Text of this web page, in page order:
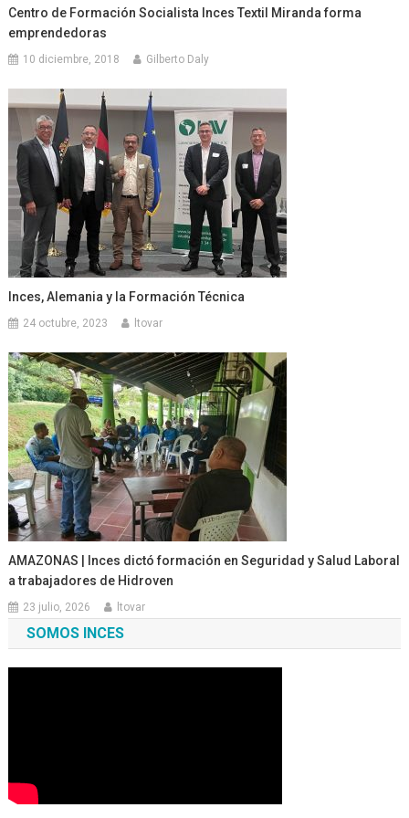
Centro de Formación Socialista Inces Textil Miranda forma
emprendedoras
10 diciembre, 2018 Gilberto Daly
Inces, Alemania y la Formación Técnica
24 octubre, 2023 ltovar
AMAZONAS | Inces dictó formación en Seguridad y Salud Laboral
a trabajadores de Hidroven
23 julio, 2026 ltovar
SOMOS INCES